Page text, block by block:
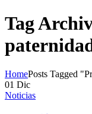
Tag
HomePosts Tagged
01 Dic
Noticias